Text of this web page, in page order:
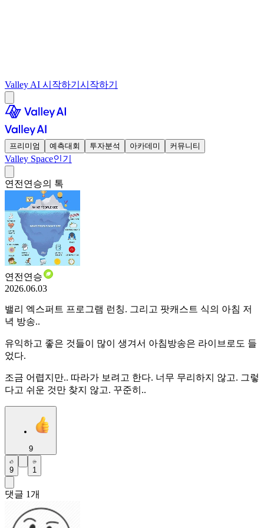
Valley AI 시작하기 시작하기
프리미엄 예측대회 투자분석 아카데미 커뮤니티
Valley Space인기
연전연승의 톡
연전연승
2026.06.03
밸리 엑스퍼트 프로그램 런칭. 그리고 팟캐스트 식의 아침 저
녁 방송..
유익하고 좋은 것들이 많이 생겨서 아침방송은 라이브로도 들
었다.
조금 어렵지만.. 따라가 보려고 한다. 너무 무리하지 않고. 그렇
다고 쉬운 것만 찾지 않고. 꾸준히..
9
9 1
댓글 1개